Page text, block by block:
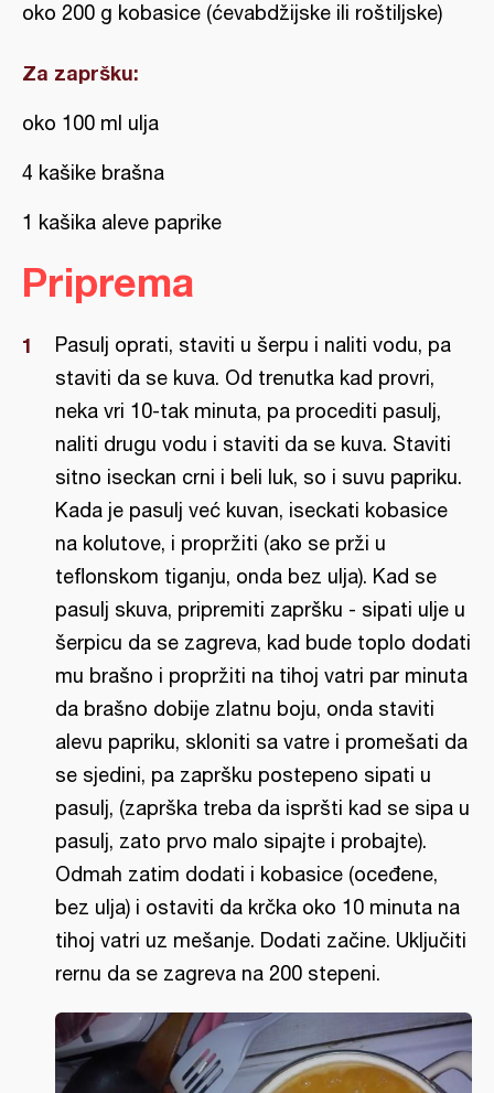
oko 200 g kobasice (ćevabdžijske ili roštiljske)
Za zapršku:
oko 100 ml ulja
4 kašike brašna
1 kašika aleve paprike
Priprema
Pasulj oprati, staviti u šerpu i naliti vodu, pa
staviti da se kuva. Od trenutka kad provri,
neka vri 10-tak minuta, pa procediti pasulj,
naliti drugu vodu i staviti da se kuva. Staviti
sitno iseckan crni i beli luk, so i suvu papriku.
Kada je pasulj već kuvan, iseckati kobasice
na kolutove, i propržiti (ako se prži u
teflonskom tiganju, onda bez ulja). Kad se
pasulj skuva, pripremiti zapršku - sipati ulje u
šerpicu da se zagreva, kad bude toplo dodati
mu brašno i propržiti na tihoj vatri par minuta
da brašno dobije zlatnu boju, onda staviti
alevu papriku, skloniti sa vatre i promešati da
se sjedini, pa zapršku postepeno sipati u
pasulj, (zaprška treba da ispršti kad se sipa u
pasulj, zato prvo malo sipajte i probajte).
Odmah zatim dodati i kobasice (oceđene,
bez ulja) i ostaviti da krčka oko 10 minuta na
tihoj vatri uz mešanje. Dodati začine. Uključiti
rernu da se zagreva na 200 stepeni.